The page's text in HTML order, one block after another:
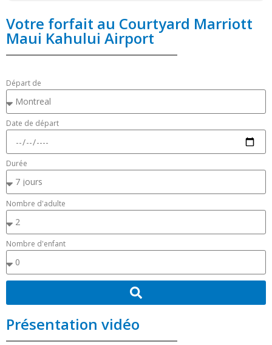
Votre forfait au Courtyard Marriott
Maui Kahului Airport
Départ de
Date de départ
Durée
Nombre d'adulte
Nombre d'enfant
Présentation vidéo